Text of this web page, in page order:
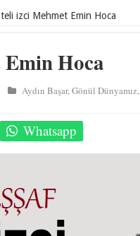
izci Mehmet Emin Hoca
Hoca
Aydın Başar,Gönül Dünyamız,
Whatsapp